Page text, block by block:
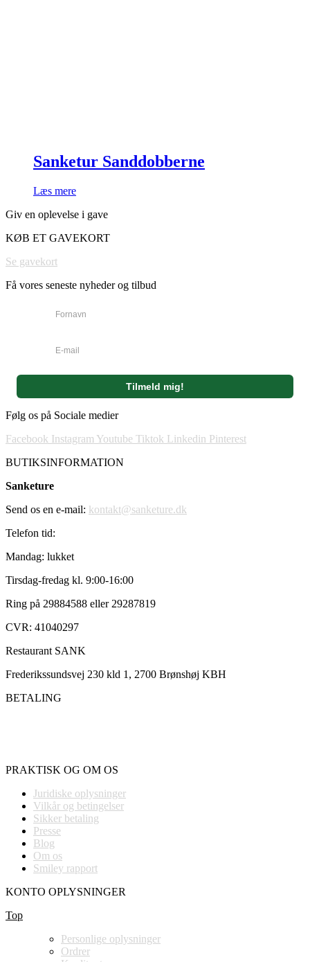
Sanketur Sanddobberne
Læs mere
Giv en oplevelse i gave
KØB ET GAVEKORT
Se gavekort
Få vores seneste nyheder og tilbud
Følg os på Sociale medier
Facebook Instagram Youtube Tiktok Linkedin Pinterest
BUTIKSINFORMATION
Sanketure
Send os en e-mail: kontakt@sanketure.dk
Telefon tid:
Mandag: lukket
Tirsdag-fredag kl. 9:00-16:00
Ring på 29884588 eller 29287819
CVR: 41040297
Restaurant SANK
Frederikssundsvej 230 kld 1, 2700 Brønshøj KBH
BETALING
PRAKTISK OG OM OS
Juridiske oplysninger
Vilkår og betingelser
Sikker betaling
Presse
Blog
Om os
Smiley rapport
KONTO OPLYSNINGER
Top
Personlige oplysninger
Ordrer